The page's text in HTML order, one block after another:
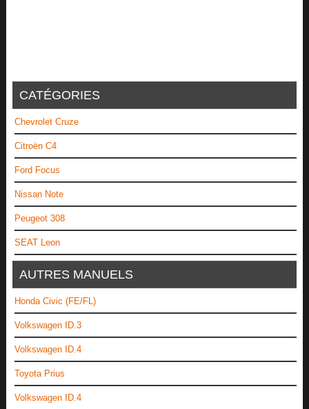
CATÉGORIES
Chevrolet Cruze
Citroën C4
Ford Focus
Nissan Note
Peugeot 308
SEAT Leon
AUTRES MANUELS
Honda Civic (FE/FL)
Volkswagen ID.3
Volkswagen ID.4
Toyota Prius
Volkswagen ID.4